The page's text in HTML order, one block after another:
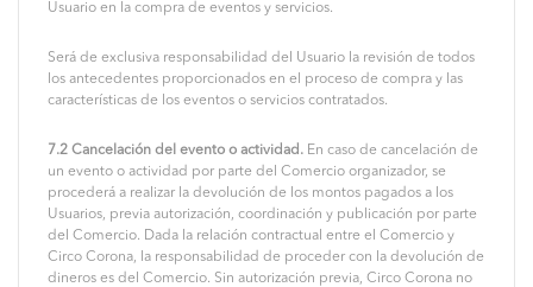
Usuario en la compra de eventos y servicios.
Será de exclusiva responsabilidad del Usuario la revisión de todos
los antecedentes proporcionados en el proceso de compra y las
características de los eventos o servicios contratados.
7.2 Cancelación del evento o actividad. En caso de cancelación de
un evento o actividad por parte del Comercio organizador, se
procederá a realizar la devolución de los montos pagados a los
Usuarios, previa autorización, coordinación y publicación por parte
del Comercio. Dada la relación contractual entre el Comercio y
Circo Corona, la responsabilidad de proceder con la devolución de
dineros es del Comercio. Sin autorización previa, Circo Corona no